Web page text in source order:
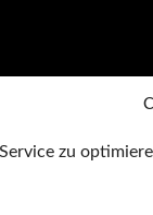
zu